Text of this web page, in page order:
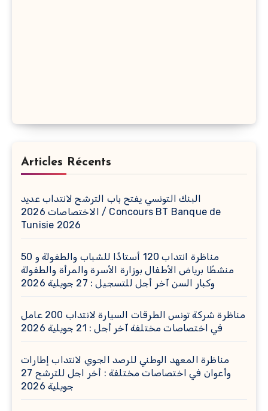
Articles Récents
البنك التونسي يفتح باب الترشح لانتداب عديد
الاختصاصات 2026 / Concours BT Banque de
Tunisie 2026
مناظرة انتداب 120 أستاذًا للشباب والطفولة و 50
منشطًا برياض الأطفال بوزارة الأسرة والمرأة والطفولة
وكبار السن آخر أجل للتسجيل : 27 جويلية 2026
مناظرة شركة تونس الطرقات السيارة لانتداب 200 عامل
في اختصاصات مختلفة آخر أجل : 21 جويلية 2026
مناظرة المعهد الوطني للرصد الجوي لانتداب إطارات
وأعوان في اختصاصات مختلفة : أخر اجل للترشح 27
جويلية 2026